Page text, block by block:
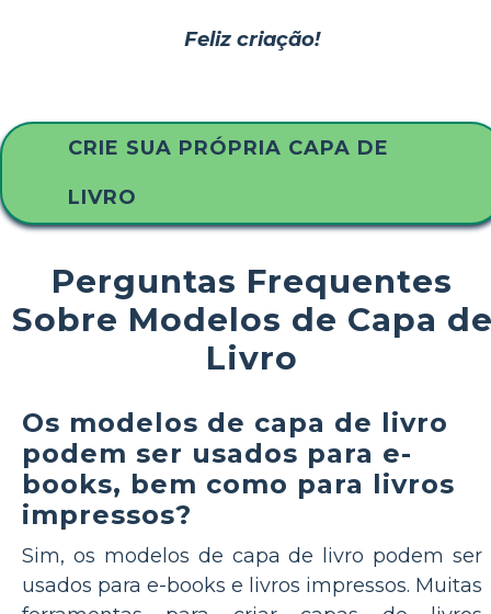
Feliz criação!
CRIE SUA PRÓPRIA CAPA DE
LIVRO
Perguntas Frequentes
Sobre Modelos de Capa
Livro
Os modelos de capa de livro
podem ser usados para e-
books, bem como para livros
impressos?
Sim, os modelos de capa de livro podem ser
usados para e-books e livros impressos. Muitas